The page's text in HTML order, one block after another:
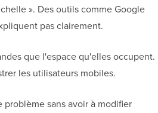
». Des outils comme Google
pas clairement.
que l'espace qu'elles occupent.
les utilisateurs mobiles.
problème sans avoir à modifier